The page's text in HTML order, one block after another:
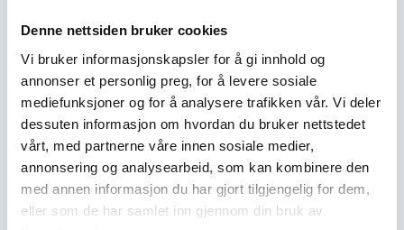
Denne nettsiden bruker cookies
Vi bruker informasjonskapsler for å gi innhold og
annonser et personlig preg, for å levere sosiale
mediefunksjoner og for å analysere trafikken vår. Vi deler
dessuten informasjon om hvordan du bruker nettstedet
vårt, med partnerne våre innen sosiale medier,
annonsering og analysearbeid, som kan kombinere den
med annen informasjon du har gjort tilgjengelig for dem,
eller som de har samlet inn gjennom din bruk av
verdifullt blir det over tid. Opprinnelse, materialvalg og
knutetetthet spiller en stor rolle i vurderingen av et teppes
verdi, og godt vedlikeholdte håndknyttede tepper kan gå i
arv i generasjoner.
Vedlikehold og levetid